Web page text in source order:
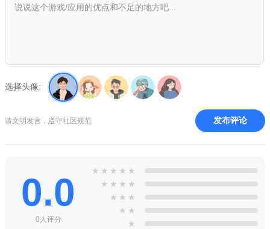
在主页搜索框中输入关键词，可补充年份、类型等信息，点
击“开始搜索”;
选择头像:
请文明发言，遵守社区规范 发布评论
0.0
0人评分
★ ★ ★ ★ ★
★ ★ ★ ★
★ ★ ★
★ ★
★